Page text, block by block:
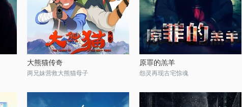
大熊猫传奇
两兄妹营救大熊猫母子
原罪的羔羊
怨灵再现古宅惊魂